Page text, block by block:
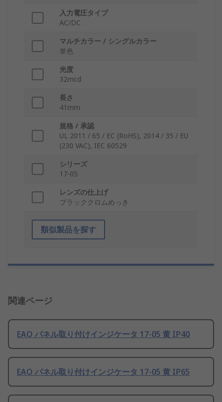
入力電圧タイプ
AC/DC
マルチカラー / シングルカラー
単色
光度
32mcd
長さ
41mm
規格 / 承認
UL 2011 / 65 / EC (RoHS), 2014 / 35 / EU
(230 VAC), IEC 60529
シリーズ
17-05
レンズの仕上げ
ブラッククロムめっき
類似製品を探す
関連ページ
EAO パネル取り付けインジケータ 17-05 黄 IP40
EAO パネル取り付けインジケータ 17-05 黄 IP65